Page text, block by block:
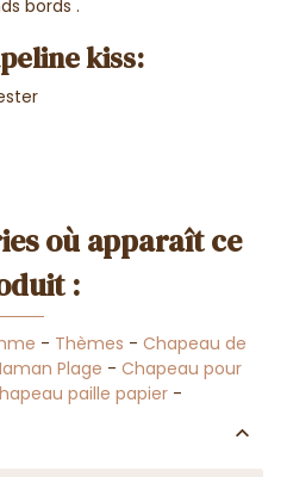
bords .
kiss:
où apparaît ce
:
- Thèmes - Chapeau de
Plage - Chapeau pour
paille papier-